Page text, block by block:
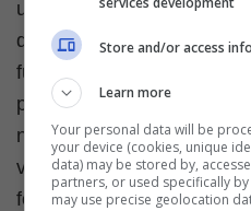
uova. Sono un secondo
delle patate cotte a vapore
funghi, sulla cui superficie
piatto viene poi cotto in
non vi piacciono gli
verdura preferita oppure
formaggio.
Store and/or access
Learn more
Your personal data will be
your device (cookies, unique
data) may be stored by,
partners, or used specifically
may use precise geolocation